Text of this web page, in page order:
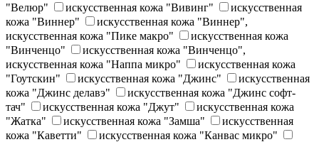
"Велюр"
искусственная кожа "Вивинг"
искусственная
кожа "Виннер"
искусственная кожа "Виннер",
искусственная кожа "Пике макро"
искусственная кожа
"Винченцо"
искусственная кожа "Винченцо",
искусственная кожа "Наппа микро"
искусственная кожа
"Гоутскин"
искусственная кожа "Джинс"
искусственная
кожа "Джинс делавэ"
искусственная кожа "Джинс софт-
тач"
искусственная кожа "Джут"
искусственная кожа
"Жатка"
искусственная кожа "Замша"
искусственная
кожа "Каветти"
искусственная кожа "Канвас микро"